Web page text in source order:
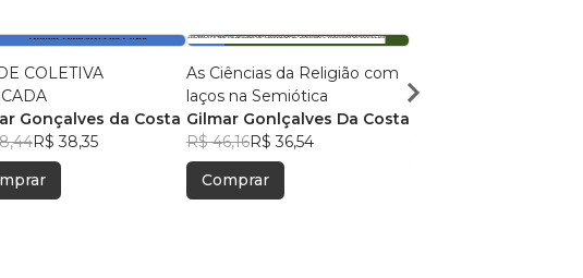
COLETIVA
Gonçalves da Costa
R$ 38,35
As Ciências da Religião com
laços na Semiótica
Gilmar Gonlçalves Da Costa
R$ 46,16R$ 36,54
Comprar
APLICADA